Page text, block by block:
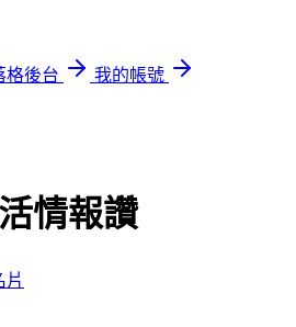
格後台
我的帳號
情報讚
片